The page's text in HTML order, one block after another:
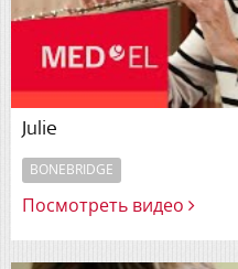
Julie
BONEBRIDGE
Посмотреть видео